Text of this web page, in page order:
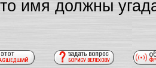
имя должны